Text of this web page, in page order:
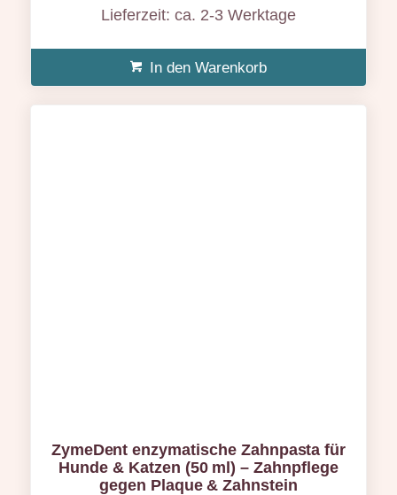
Lieferzeit: ca. 2-3 Werktage
In den Warenkorb
ZymeDent enzymatische Zahnpasta für
Hunde & Katzen (50 ml) – Zahnpflege
gegen Plaque & Zahnstein